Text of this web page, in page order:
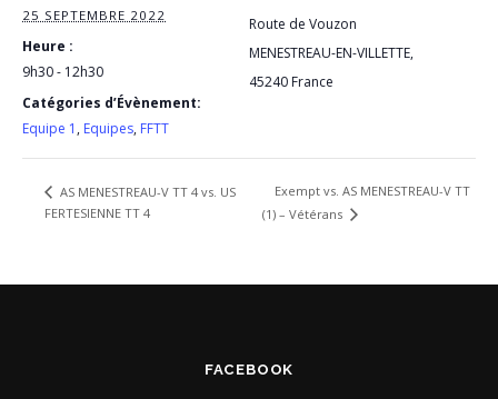
25 SEPTEMBRE 2022
Heure :
9h30 - 12h30
Catégories d’Évènement:
Equipe 1 , Equipes, FFTT
Route de Vouzon
MENESTREAU-EN-VILLETTE,
45240 France
AS MENESTREAU-V TT 4 vs. US
FERTESIENNE TT 4
Exempt vs. AS MENESTREAU-V TT
(1) – Vétérans
FACEBOOK